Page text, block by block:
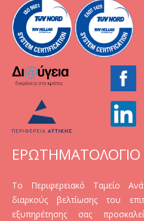
ΕΡΩΤΗΜΑΤΟΛΟΓΙΟ
Το Περιφερειακό Ταμείο
διαρκούς βελτίωσης του
εξυπηρέτησης σας